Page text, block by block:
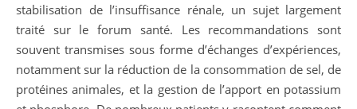
stabilisation de l’insuffisance rénale, un sujet largement
traité sur le forum santé. Les recommandations sont
souvent transmises sous forme d’échanges d’expériences,
notamment sur la réduction de la consommation de sel, de
protéines animales, et la gestion de l’apport en potassium